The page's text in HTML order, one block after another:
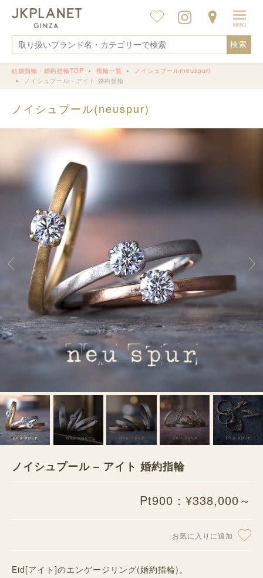
検索
結婚指輪・婚約指輪TOP 指輪一覧
ノイシュプール(neuspur)
ノイシュプール - アイト 婚約指輪
ノイシュプール(neuspur)
ノイシュプール – アイト 婚約指輪
Pt900：¥338,000～
お気に入りに追加
Eid[アイト]のエンゲージリング(婚約指輪)。